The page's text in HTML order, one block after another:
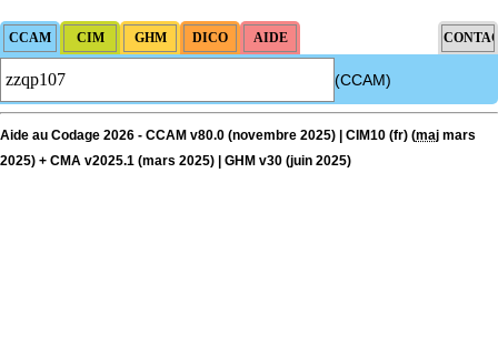
(CCAM)
Aide au Codage 2026 - CCAM v80.0 (novembre 2025) | CIM10 (fr) (maj mars
2025) + CMA v2025.1 (mars 2025) | GHM v30 (juin 2025)